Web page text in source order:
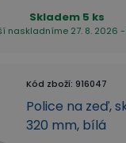
Skladem 5 ks
naskladníme 27. 8. 2026 -
Kód zboží: 916047
Police na zeď,
320 mm, bílá